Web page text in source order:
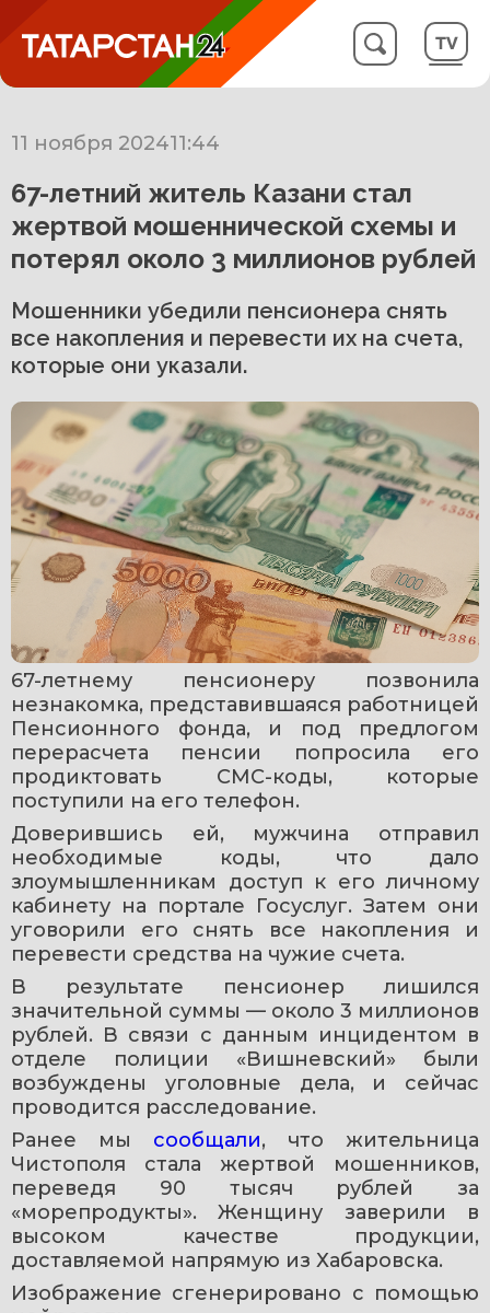
11 ноября 202411:44
67-летний житель Казани стал
жертвой мошеннической схемы и
потерял около 3 миллионов рублей
Мошенники убедили пенсионера снять
все накопления и перевести их на счета,
которые они указали.
67-летнему пенсионеру позвонила
незнакомка, представившаяся работницей
Пенсионного фонда, и под предлогом
перерасчета пенсии попросила его
продиктовать СМС-коды, которые
поступили на его телефон.
Доверившись ей, мужчина отправил
необходимые коды, что дало
злоумышленникам доступ к его личному
кабинету на портале Госуслуг. Затем они
уговорили его снять все накопления и
перевести средства на чужие счета.
В результате пенсионер лишился
значительной суммы — около 3 миллионов
рублей. В связи с данным инцидентом в
отделе полиции «Вишневский» были
возбуждены уголовные дела, и сейчас
проводится расследование.
Ранее мы сообщали, что жительница
Чистополя стала жертвой мошенников,
переведя 90 тысяч рублей за
«морепродукты». Женщину заверили в
высоком качестве продукции,
доставляемой напрямую из Хабаровска.
Изображение сгенерировано с помощью